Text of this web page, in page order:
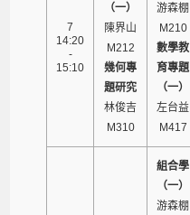
7
14:20
-
15:10
（一）
陳界山
M212
幾何專
題研究
林俊吉
M310
游森棚
M210
數學教
育專題
（一）
左台益
M417
組合學
（一）
游森棚